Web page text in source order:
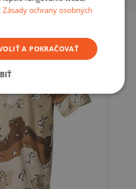
nosenie.
MENEJ
Zásady ochrany osobných
A POKRAČOVAŤ